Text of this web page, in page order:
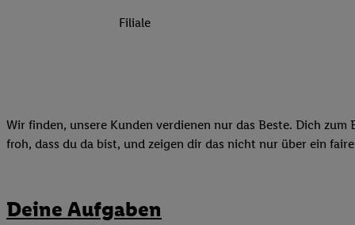
Filiale
Wir finden, unsere Kunden verdienen nur das Beste. Dich
froh, dass du da bist, und zeigen dir das nicht nur über ein
Deine Aufgaben